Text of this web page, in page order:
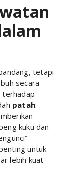
tetapi
secara
terhadap
patah.
kuku dan
untuk
lebih kuat